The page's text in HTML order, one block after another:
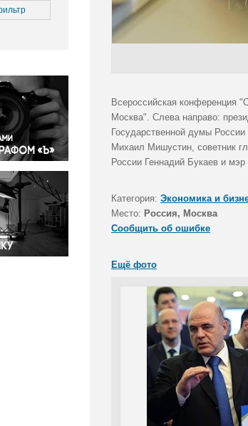
и конфликты
Всероссийская конференция
Москва". Слева направо:
Государственной думы
Михаил Мишустин, советник
России Геннадий Букаев и
Категория: Экономика и
Место: Россия, Москва
Сообщить об ошибке
Ещё фото